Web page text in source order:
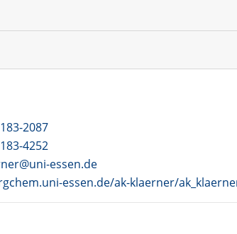
2087
4252
essen.de
essen.de/ak-klaerner/